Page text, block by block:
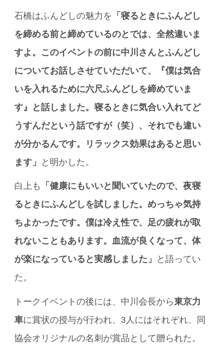
石橋はふんどしの魅力を 「寝るときにふんどし
を締める前と締めているのとでは、全然違いま
すよ。このイベントの前に中川さんとふんどし
についてお話しさせていただいて、『僕は気合
いを入れるために六尺ふんどしを締めていま
す』と話しました。寝るときに気合い入れてど
うすんだという話ですが（笑）、それでも違い
が分かるんです。リラックス効果はあると思い
ます」
と明かした。
白上も
「健康にもいいと聞いていたので、夜寝
るときにふんどしを試しました。めっちゃ気持
ちよかったです。僕は冷え性で、足の疲れが取
れないこともあります。血流が良くなって、体
が楽になっていると実感しました」
と語ってい
た。
トークイベントの後には、中川会長から東京力
車に賞状の授与が行われ、3人にはそれぞれ、同
協会オリジナルの名刺が賞品として贈られた。